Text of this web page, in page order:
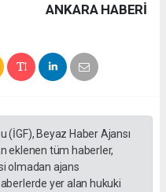
ANKARA HABERİ
Beyaz Haber Ajansı
eklenen tüm haberler,
olmadan ajans
yer alan hukuki